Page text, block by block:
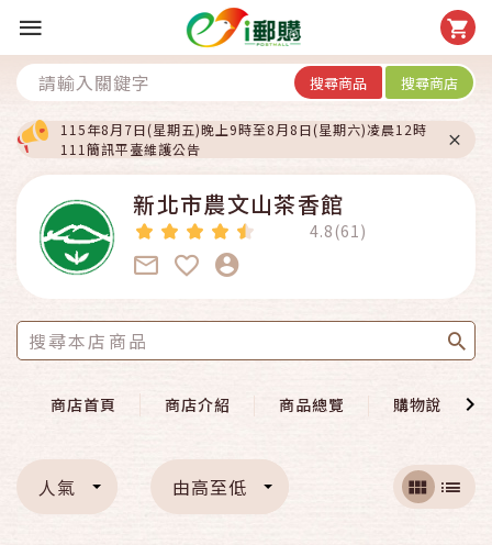
搜尋商品 搜尋商店
115年8月7日(星期五)晚上9時至8月8日(星期六)凌晨12時
111簡訊平臺維護公告
新北市農文山茶香館
4.8(61)
商店首頁 商店介紹 商品總覽 購物說明
人氣 由高至低